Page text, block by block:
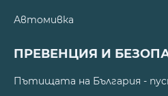
Автомивка
ПРЕВЕНЦИЯ И
Пътищата на България -